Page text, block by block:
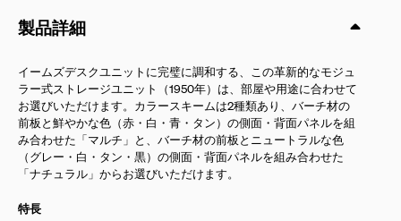
製品詳細
イームズデスクユニットに完璧に調和する、この革新的なモジュ
ラー式ストレージユニット（1950年）は、部屋や用途に合わせて
お選びいただけます。カラースキームは2種類あり、バーチ材の
前板と鮮やかな色（赤・白・青・タン）の側面・背面パネルを組
み合わせた「マルチ」と、バーチ材の前板とニュートラルな色
（グレー・白・タン・黒）の側面・背面パネルを組み合わせた
「ナチュラル」からお選びいただけます。
特長